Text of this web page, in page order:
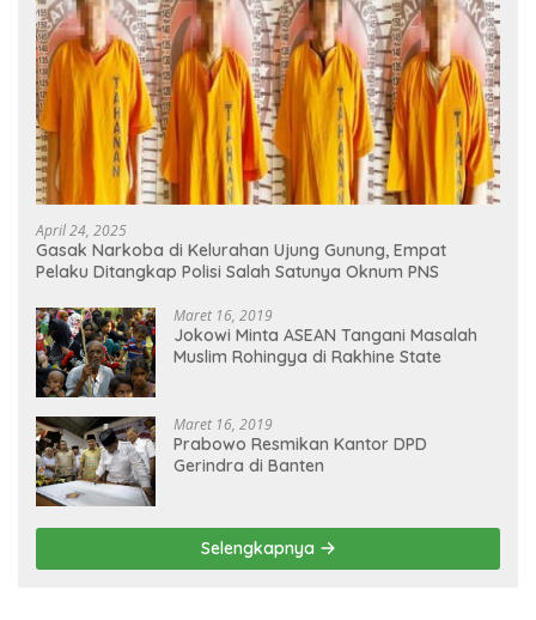
April 24, 2025
Gasak Narkoba di Kelurahan Ujung Gunung, Empat
Pelaku Ditangkap Polisi Salah Satunya Oknum PNS
Maret 16, 2019
Jokowi Minta ASEAN Tangani Masalah
Muslim Rohingya di Rakhine State
Maret 16, 2019
Prabowo Resmikan Kantor DPD
Gerindra di Banten
Selengkapnya